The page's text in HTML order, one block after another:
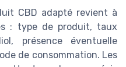
CBD adapté revient à
: type de produit, taux
présence éventuelle
de consommation. Les